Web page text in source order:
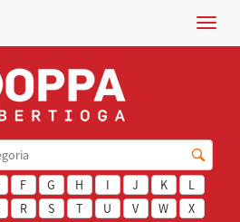
Menu
F G H I J K
L
R S T U V W
X